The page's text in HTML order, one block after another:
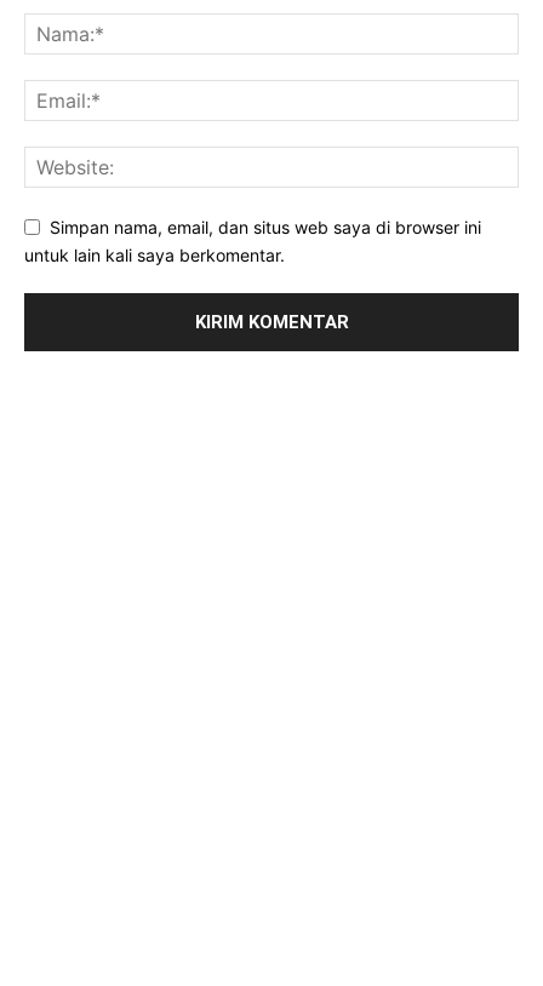
Simpan nama, email, dan situs web saya di browser ini
untuk lain kali saya berkomentar.